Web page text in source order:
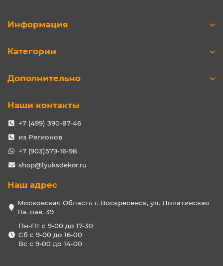
Информация
Категории
Дополнительно
Наши контакты
+7 (499) 390-87-46
из Регионов
+7 (903)579-16-98
shop@lyuksdekor.ru
Наш адрес
Московская Область г. Воскресенск, ул. Лопатинская
11а. пав. 39
Пн-Пт с 9-00 до 17-30
Сб с 9-00 до 16-00
Вс с 9-00 до 14-00